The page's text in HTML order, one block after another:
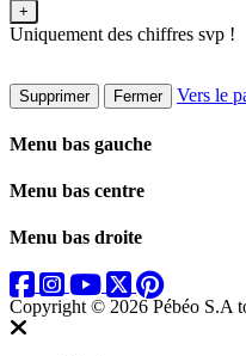
+
Uniquement des chiffres svp !
Supprimer Fermer Vers le
Menu bas gauche
Menu bas centre
Menu bas droite
Copyright © 2026 Pébéo S.A